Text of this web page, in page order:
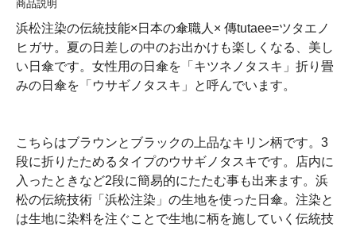
商品説明
浜松注染の伝統技能×日本の傘職人× 傳tutaee=ツタエノ
ヒガサ。夏の日差しの中のお出かけも楽しくなる、美し
い日傘です。女性用の日傘を「キツネノタスキ」折り畳
みの日傘を「ウサギノタスキ」と呼んでいます。
こちらはブラウンとブラックの上品なキリン柄です。3
段に折りたためるタイプのウサギノタスキです。店内に
入ったときなど2段に簡易的にたたむ事も出来ます。浜
松の伝統技術「浜松注染」の生地を使った日傘。注染と
は生地に染料を注ぐことで生地に柄を施していく伝統技